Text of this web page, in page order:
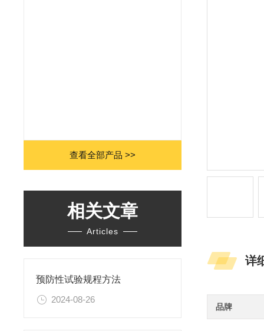
查看全部产品 >>
相关文章
Articles
预防性试验规程方法
2024-08-26
详
品牌